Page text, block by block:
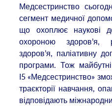
Медсестринство
сегмент медичної
що охоплює наукові
охороною здоров’я,
здоров’я, паліативну
програми. Тож майбутні
І5 «Медсестринство»
траєкторії навчання,
відповідають